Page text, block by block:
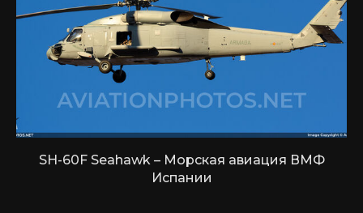
SH-60F Seahawk – Морская авиация ВМФ
Испании